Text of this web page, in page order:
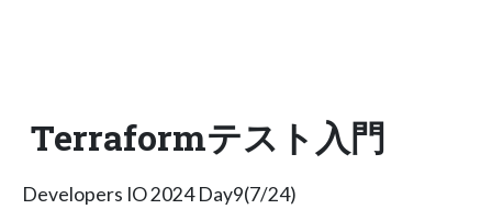
Terraformテスト入門
Developers IO 2024 Day9(7/24)